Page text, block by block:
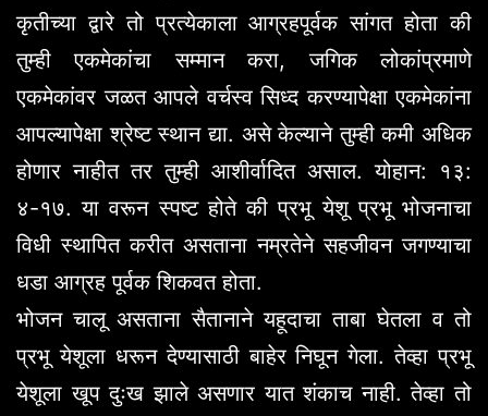
कृतीच्या द्वारे तो प्रत्येकाला आग्रहपूर्वक सांगत होता की
तुम्ही एकमेकांचा सम्मान करा, जगिक लोकांप्रमाणे
एकमेकांवर जळत आपले वर्चस्व सिध्द करण्यापेक्षा एकमेकांना
आपल्यापेक्षा श्रेष्ट स्थान द्या. असे केल्याने तुम्ही कमी अधिक
होणार नाहीत तर तुम्ही आशीर्वादित असाल. योहान: १३:
४-१७. या वरून स्पष्ट होते की प्रभू येशू प्रभू भोजनाचा
विधी स्थापित करीत असताना नम्रतेने सहजीवन जगण्याचा
धडा आग्रह पूर्वक शिकवत होता.
भोजन चालू असताना सैतानाने यहूदाचा ताबा घेतला व तो
प्रभू येशूला धरून देण्यासाठी बाहेर निघून गेला. तेव्हा प्रभू
येशूला खूप दुःख झाले असणार यात शंकाच नाही. तेव्हा तो